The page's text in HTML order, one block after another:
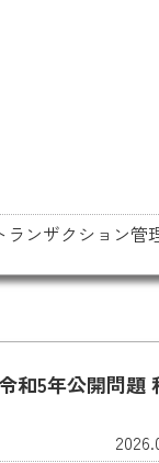
ランザクション管
和5年公開問題